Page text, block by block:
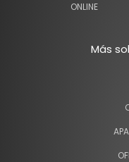
Más
ONLINE